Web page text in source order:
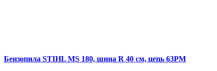
Бензопила STIHL MS 180, шина R 40 см, цепь 63РМ